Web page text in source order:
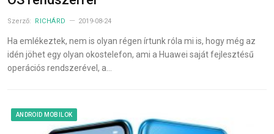
Szerző: RICHÁRD 2019-08-24
Ha emlékeztek, nem is olyan régen írtunk róla mi is, hogy még az
idén jöhet egy olyan okostelefon, ami a Huawei saját fejlesztésű
operációs rendszerével, a…
ANDROID MOBILOK